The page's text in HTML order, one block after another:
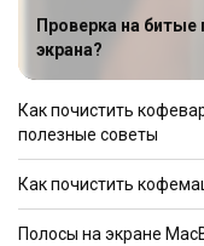
Проверка на
экрана?
Как почистить
полезные советы
Как почистить
Полосы на экране